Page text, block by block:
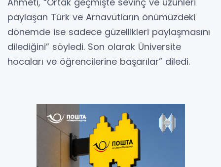
paylaşan Türk ve Arnavutların önümüzdeki
dönemde ise sadece güzellikleri paylaşmasını
dilediğini” söyledi. Son olarak Üniversite
hocaları ve öğrencilerine başarılar” diledi.